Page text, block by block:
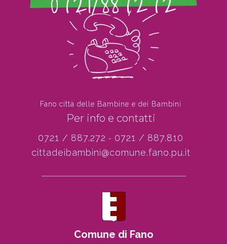
Fano città delle Bambine e dei Bambini
Per info e contatti
0721 / 887.272 - 0721 / 887.810
cittadeibambini@comune.fano.pu.it
Comune di Fano